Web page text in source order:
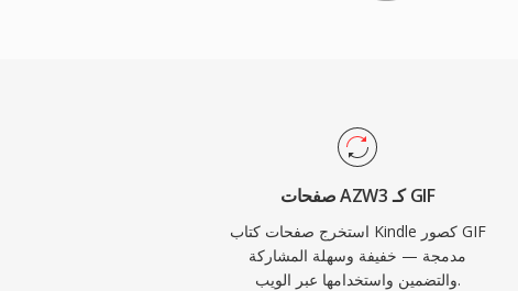
صفحات AZW3 كـ GIF
استخرج صفحات كتاب Kindle كصور GIF
مدمجة — خفيفة وسهلة المشاركة
والتضمين واستخدامها عبر الويب.